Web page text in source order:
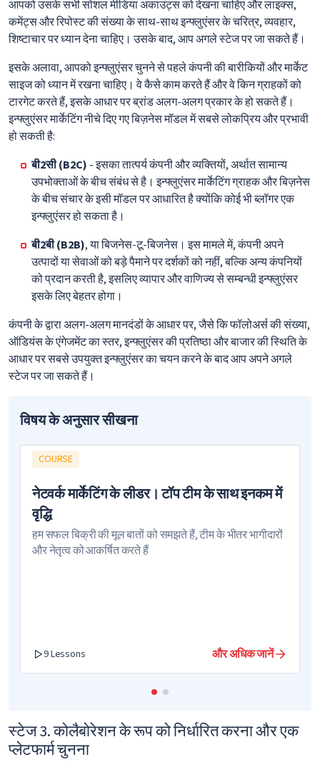
आपको उसके सभी सोशल मीडिया अकाउंट्स को देखना चाहिए और लाइक्स,
कमेंट्स और रिपोस्ट की संख्या के साथ-साथ इन्फ्लुएंसर के चरित्र, व्यवहार,
शिष्टाचार पर ध्यान देना चाहिए। उसके बाद, आप अगले स्टेज पर जा सकते हैं।
इसके अलावा, आपको इन्फ्लुएंसर चुनने से पहले कंपनी की बारीकियों और मार्केट
साइज को ध्यान में रखना चाहिए। वे कैसे काम करते हैं और वे किन ग्राहकों को
टारगेट करते हैं, इसके आधार पर ब्रांड अलग-अलग प्रकार के हो सकते हैं।
इन्फ्लुएंसर मार्केटिंग नीचे दिए गए बिज़नेस मॉडल में सबसे लोकप्रिय और प्रभावी
हो सकती है:
बी2सी (B2C) - इसका तात्पर्य कंपनी और व्यक्तियों, अर्थात सामान्य
उपभोक्ताओं के बीच संबंध से है। इन्फ्लुएंसर मार्केटिंग ग्राहक और बिज़नेस
के बीच संचार के इसी मॉडल पर आधारित है क्योंकि कोई भी ब्लॉगर एक
इन्फ्लुएंसर हो सकता है।
बी2बी (B2B), या बिजनेस-टू-बिजनेस। इस मामले में, कंपनी अपने
उत्पादों या सेवाओं को बड़े पैमाने पर दर्शकों को नहीं, बल्कि अन्य कंपनियों
को प्रदान करती है, इसलिए व्यापार और वाणिज्य से सम्बन्धी इन्फ्लुएंसर
इसके लिए बेहतर होगा।
कंपनी के द्वारा अलग-अलग मानदंडों के आधार पर, जैसे कि फॉलोअर्स की संख्या,
ऑडियंस के एंगेजमेंट का स्तर, इन्फ्लुएंसर की प्रतिष्ठा और बाजार की स्थिति के
आधार पर सबसे उपयुक्त इन्फ्लुएंसर का चयन करने के बाद आप अपने अगले
स्टेज पर जा सकते हैं।
विषय के अनुसार सीखना
COURSE
नेटवर्क मार्केटिंग के लीडर। टॉप टीम के साथ इनकम में
वृद्धि
हम सफल बिक्री की मूल बातों को समझते हैं, टीम के भीतर भागीदारों
और नेतृत्व को आकर्षित करते हैं
9 Lessons और अधिक जानें
स्टेज 3. कोलैबोरेशन के रूप को निर्धारित करना और एक
प्लेटफार्म चुनना